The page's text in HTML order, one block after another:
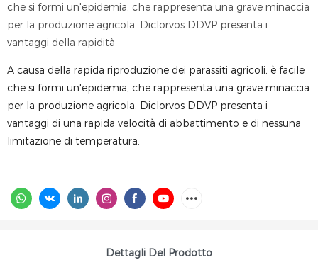
che si formi un'epidemia, che rappresenta una grave minaccia
per la produzione agricola. Diclorvos DDVP presenta i
vantaggi della rapidità
A causa della rapida riproduzione dei parassiti agricoli, è facile
che si formi un'epidemia, che rappresenta una grave minaccia
per la produzione agricola. Diclorvos DDVP presenta i
vantaggi di una rapida velocità di abbattimento e di nessuna
limitazione di temperatura.
Dettagli Del Prodotto